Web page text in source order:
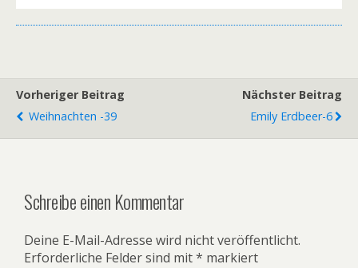
Vorheriger Beitrag
Weihnachten -39
Nächster Beitrag
Emily Erdbeer-6
Schreibe einen Kommentar
Deine E-Mail-Adresse wird nicht veröffentlicht.
Erforderliche Felder sind mit* markiert